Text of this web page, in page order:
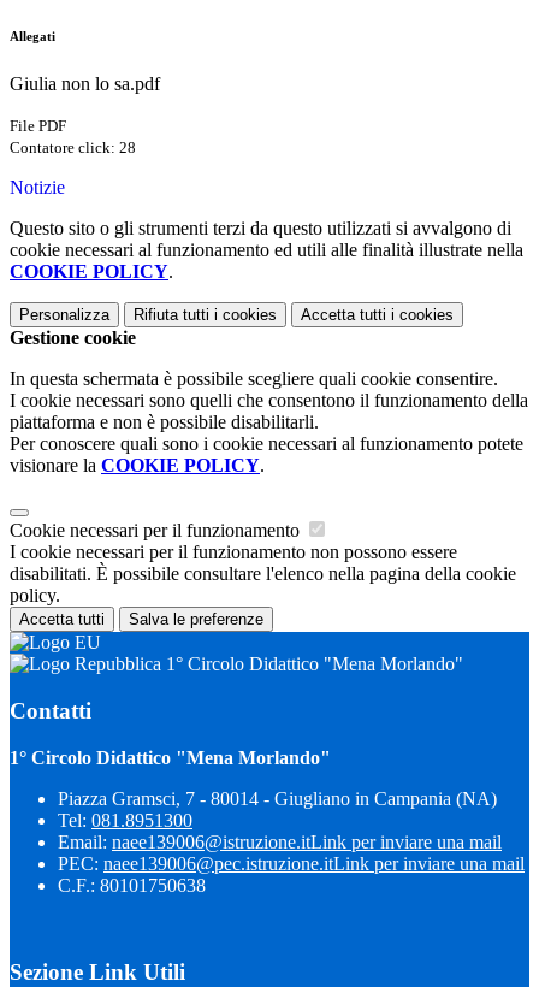
Allegati
Giulia non lo sa.pdf
File PDF
Contatore click: 28
Notizie
Questo sito o gli strumenti terzi da questo utilizzati si avvalgono di
cookie necessari al funzionamento ed utili alle finalità illustrate nella
COOKIE POLICY.
Personalizza Rifiuta tutti i cookies Accetta tutti i cookies
Gestione cookie
In questa schermata è possibile scegliere quali cookie consentire.
I cookie necessari sono quelli che consentono il funzionamento della
piattaforma e non è possibile disabilitarli.
Per conoscere quali sono i cookie necessari al funzionamento potete
visionare la COOKIE POLICY.
Cookie necessari per il funzionamento
I cookie necessari per il funzionamento non possono essere
disabilitati. È possibile consultare l'elenco nella pagina della cookie
policy.
Accetta tutti Salva le preferenze
1° Circolo Didattico "Mena Morlando"
Contatti
1° Circolo Didattico "Mena Morlando"
Piazza Gramsci, 7 - 80014 - Giugliano in Campania (NA)
Tel: 081.8951300
Email: naee139006@istruzione.itLink per inviare una mail
PEC: naee139006@pec.istruzione.itLink per inviare una mail
C.F.: 80101750638
Sezione Link Utili